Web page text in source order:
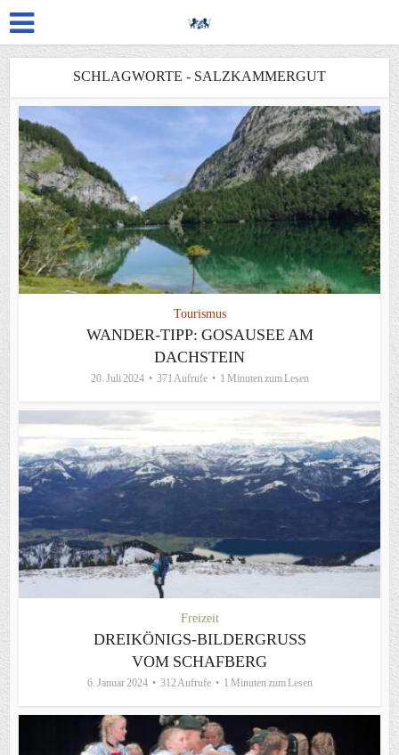
SCHLAGWORTE - SALZKAMMERGUT
Tourismus
WANDER-TIPP: GOSAUSEE AM
DACHSTEIN
20. Juli 2024 371 Aufrufe 1 Minuten zum Lesen
Freizeit
DREIKÖNIGS-BILDERGRUSS V
OM SCHAFBERG
6. Januar 2024 312 Aufrufe 1 Minuten zum Lesen